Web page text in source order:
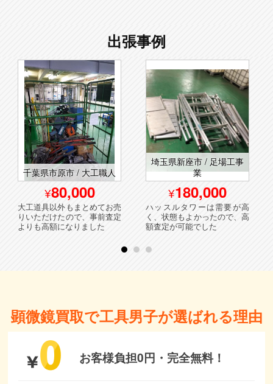
出張事例
千葉県市原市 / 大工職人
80,000
大工道具以外もまとめてお売
りいただけたので、事前査定
よりも高額になりました
埼玉県新座市 / 足場工事
業
180,000
ハッスルタワーは需要が高
く、状態もよかったので、高
額査定が可能でした
顕微鏡買取で工具男子が選ばれる理由
お客様負担0円・ 完全無料！